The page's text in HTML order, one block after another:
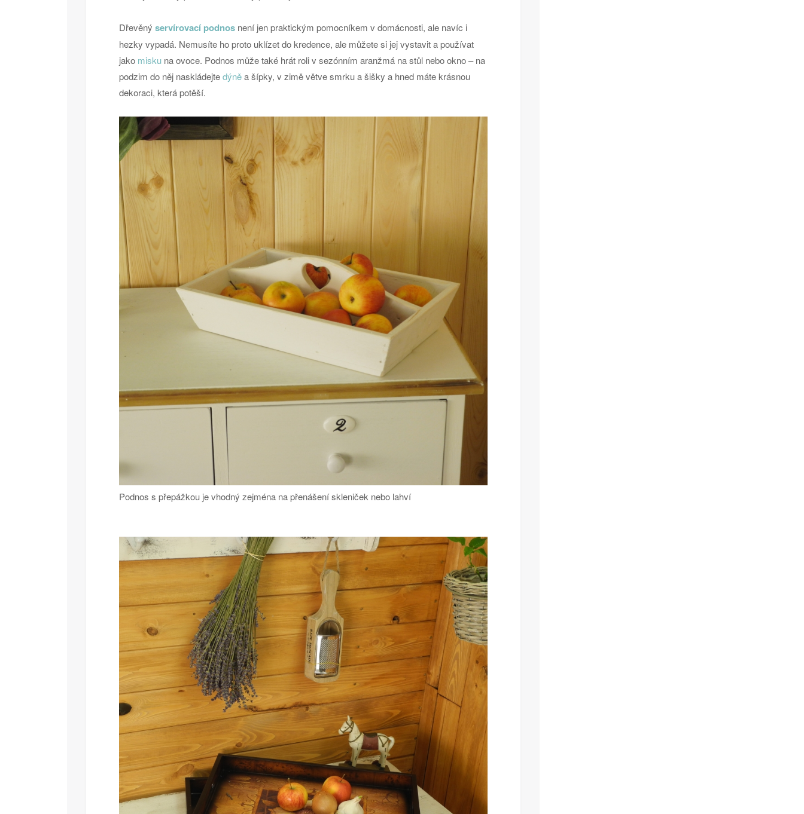
Dřevěný servírovací podnosnení jen praktickým pomocníkem v domácnosti, ale navíc i
hezky vypadá. Nemusíte ho proto uklízet do kredence, ale můžete si jej vystavit a používat
jako miskuna ovoce. Podnos může také hrát roli v sezónním aranžmá na stůl nebo okno – na
podzim do něj naskládejtedýněa šípky, v zimě větve smrku a šišky a hned máte krásnou
dekoraci, která potěší.
Podnos s přepážkou je vhodný zejména na přenášení skleniček nebo lahví